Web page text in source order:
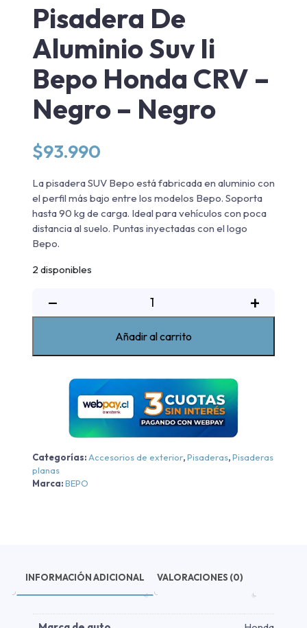
Pisadera De
Aluminio Suv Ii
Bepo Honda CRV –
Negro – Negro
$93.990
La pisadera SUV Bepo está fabricada en aluminio con
el perfil más bajo entre los modelos Bepo. Soporta
hasta 90 kg de carga. Ideal para vehículos con poca
distancia al suelo. Puntas inyectadas con el logo
Bepo.
2 disponibles
−
De
Bepo
Honda
CRV
-
-
Negro
+
Añadir al carrito
Categorías: Accesorios de exterior,Pisaderas,Pisaderas
planas
Marca:BEPO
INFORMACIÓN ADICIONAL VALORACIONES (0)